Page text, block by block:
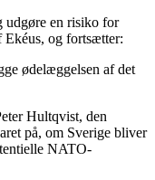
udgøre en risiko for
Ekéus, og fortsætter:
ødelæggelsen af ​​det
Hultqvist, den
på, om Sverige bliver
NATO-